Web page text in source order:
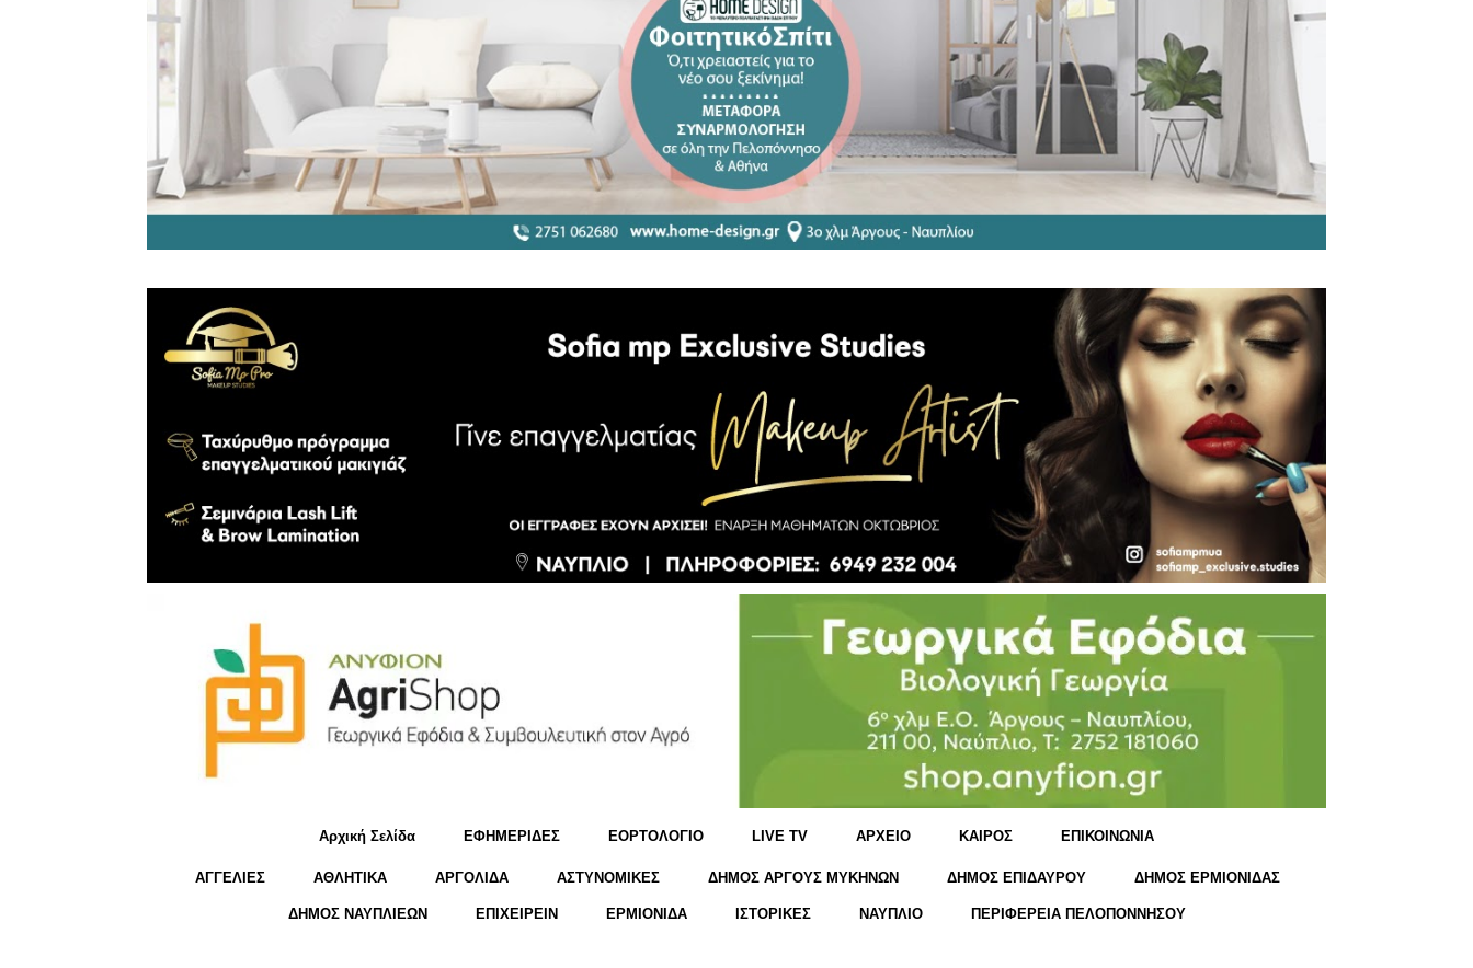
Αρχική Σελίδα ΕΦΗΜΕΡΙΔΕΣ ΕΟΡΤΟΛΟΓΙΟ LIVE TV ΑΡΧΕΙΟ KΑΙΡΟΣ ΕΠΙΚΟΙΝΩΝΙΑ
ΑΓΓΕΛΙΕΣ ΑΘΛΗΤΙΚΑ ΑΡΓΟΛΙΔΑ ΑΣΤΥΝΟΜΙΚΕΣ ΔΗΜΟΣ ΑΡΓΟΥΣ ΜΥΚΗΝΩΝ ΔΗΜΟΣ ΕΠΙΔΑΥΡΟΥ ΔΗΜΟΣ ΕΡΜΙΟΝΙΔΑΣ
ΔΗΜΟΣ ΝΑΥΠΛΙΕΩΝ ΕΠΙΧΕΙΡΕΙΝ ΕΡΜΙΟΝΙΔΑ ΙΣΤΟΡΙΚΕΣ ΝΑΥΠΛΙΟ ΠΕΡΙΦΕΡΕΙΑ ΠΕΛΟΠΟΝΝΗΣΟΥ